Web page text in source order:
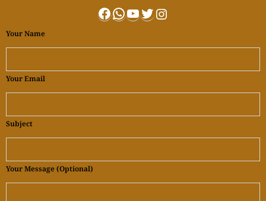
Facebook
WhatsApp
YouTube
Twitter
Instagram
Your Name
Your Email
Subject
Your Message (optional)